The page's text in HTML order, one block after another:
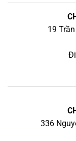
19
336